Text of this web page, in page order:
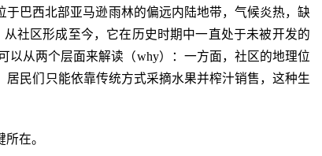
巴西北部亚马逊雨林的偏远内陆地带，气候炎热，缺
社区形成至今，它在历史时期中一直处于未被开发的
以从两个层面来解读（why）：一方面，社区的地理位
民们只能依靠传统方式采摘水果并榨汁销售，这种生
在。